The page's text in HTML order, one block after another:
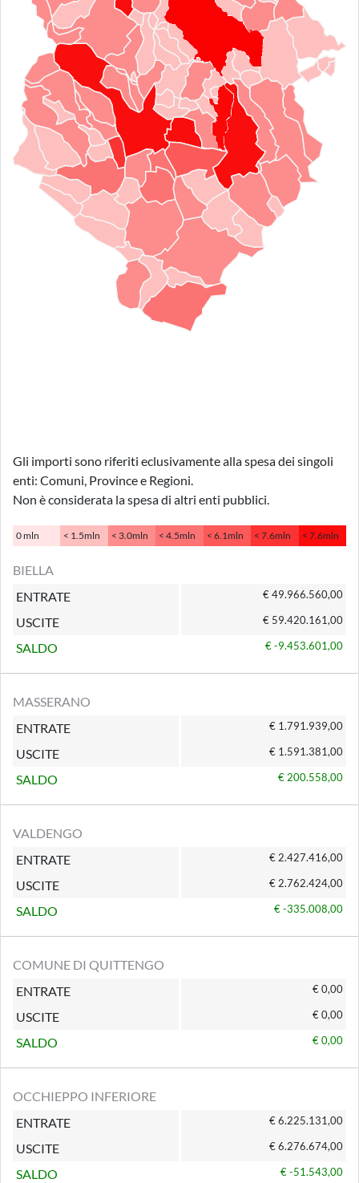
Gli importi sono riferiti eclusivamente alla spesa dei singoli
enti: Comuni, Province e Regioni.
Non è considerata la spesa di altri enti pubblici.
0 mln < 1.5mln < 3.0mln < 4.5mln < 6.1mln < 7.6mln < 7.6mln
BIELLA
ENTRATE
€ 49.966.560,00
USCITE € 59.420.161,00
SALDO € -9.453.601,00
MASSERANO
ENTRATE
€ 1.791.939,00
USCITE € 1.591.381,00
SALDO € 200.558,00
VALDENGO
ENTRATE
€ 2.427.416,00
USCITE € 2.762.424,00
SALDO € -335.008,00
COMUNE DI QUITTENGO
ENTRATE
€ 0,00
USCITE € 0,00
SALDO € 0,00
OCCHIEPPO INFERIORE
ENTRATE
€ 6.225.131,00
USCITE € 6.276.674,00
SALDO € -51.543,00